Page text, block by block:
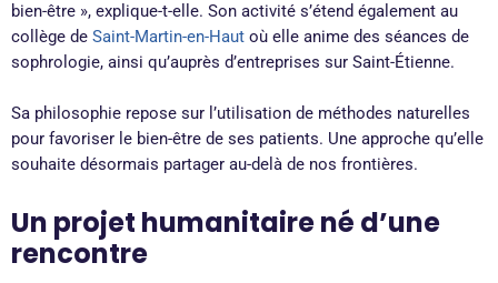
bien-être », explique-t-elle. Son activité s’étend également au
collège de Saint-Martin-en-Haut où elle anime des séances de
sophrologie, ainsi qu’auprès d’entreprises sur Saint-Étienne.
Sa philosophie repose sur l’utilisation de méthodes naturelles
pour favoriser le bien-être de ses patients. Une approche qu’elle
souhaite désormais partager au-delà de nos frontières.
Un projet humanitaire né d’une
rencontre